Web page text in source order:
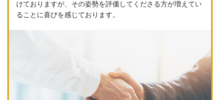
けておりますが、その姿勢を評価してくださる方が増えてい
ることに喜びを感じております。